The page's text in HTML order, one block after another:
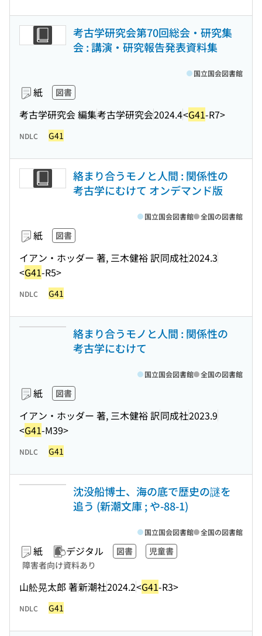
考古学研究会第70回総会・研究集
会 : 講演・研究報告発表資料集
紙 図書
考古学研究会 編集考古学研究会2024.4<G41-R7>
国立国会図書館
NDLC G41
絡まり合うモノと人間 : 関係性の
考古学にむけて オンデマンド版
紙 図書
イアン・ホッダー 著, 三木健裕 訳同成社2024.3
<G41-R5>
国立国会図書館 全国の図書館
NDLC G41
絡まり合うモノと人間 : 関係性の
考古学にむけて
紙 図書
イアン・ホッダー 著, 三木健裕 訳同成社2023.9
<G41-M39>
国立国会図書館 全国の図書館
NDLC G41
沈没船博士、海の底で歴史の謎を
追う (新潮文庫 ; や-88-1)
紙 デジタル 図書
児童書
障害者向け資料あり
山舩晃太郎 著新潮社2024.2<G41-R3>
国立国会図書館 全国の図書館
NDLC G41